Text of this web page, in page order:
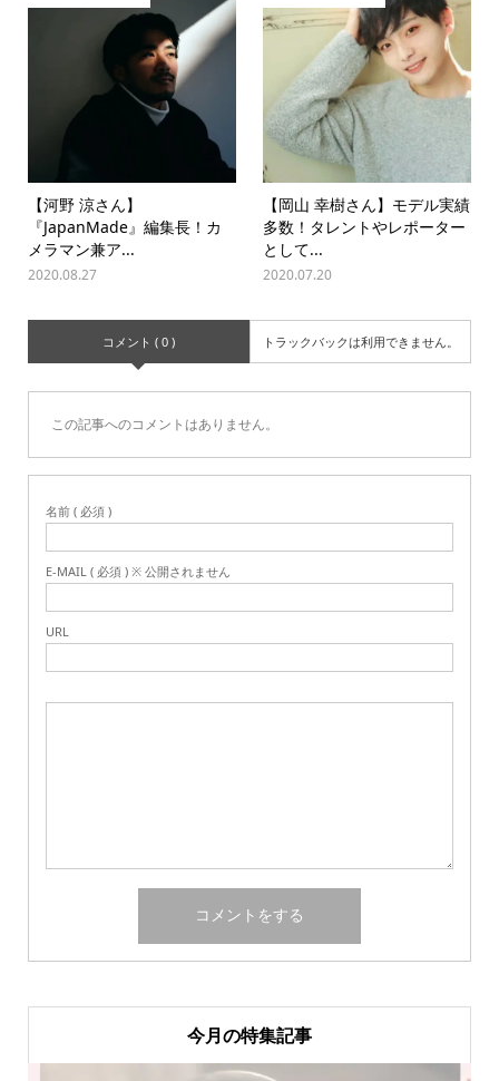
【河野 涼さん】
『JapanMade』編集長！カ
メラマン兼ア...
2020.08.27
【岡山 幸樹さん】モデル実績
多数！タレントやレポーター
として...
2020.07.20
コメント ( 0 ) トラックバックは利用できません。
この記事へのコメントはありません。
名前 ( 必須 )
E-MAIL ( 必須 ) ※ 公開されません
URL
今月の特集記事